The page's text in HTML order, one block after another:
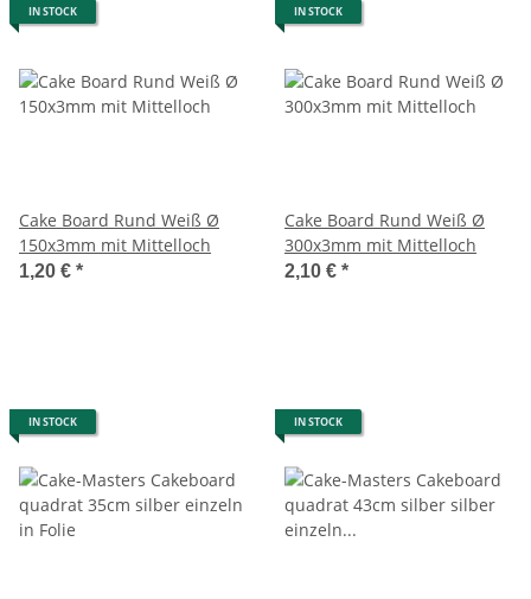
IN STOCK
Cake Board Rund Weiß Ø
150x3mm mit Mittelloch
1,20 € *
IN STOCK
Cake Board Rund Weiß Ø
300x3mm mit Mittelloch
2,10 € *
IN STOCK IN STOCK